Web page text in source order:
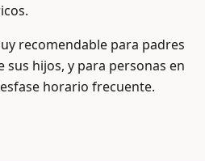
recomendable para padres
sus hijos, y para personas en
horario frecuente.